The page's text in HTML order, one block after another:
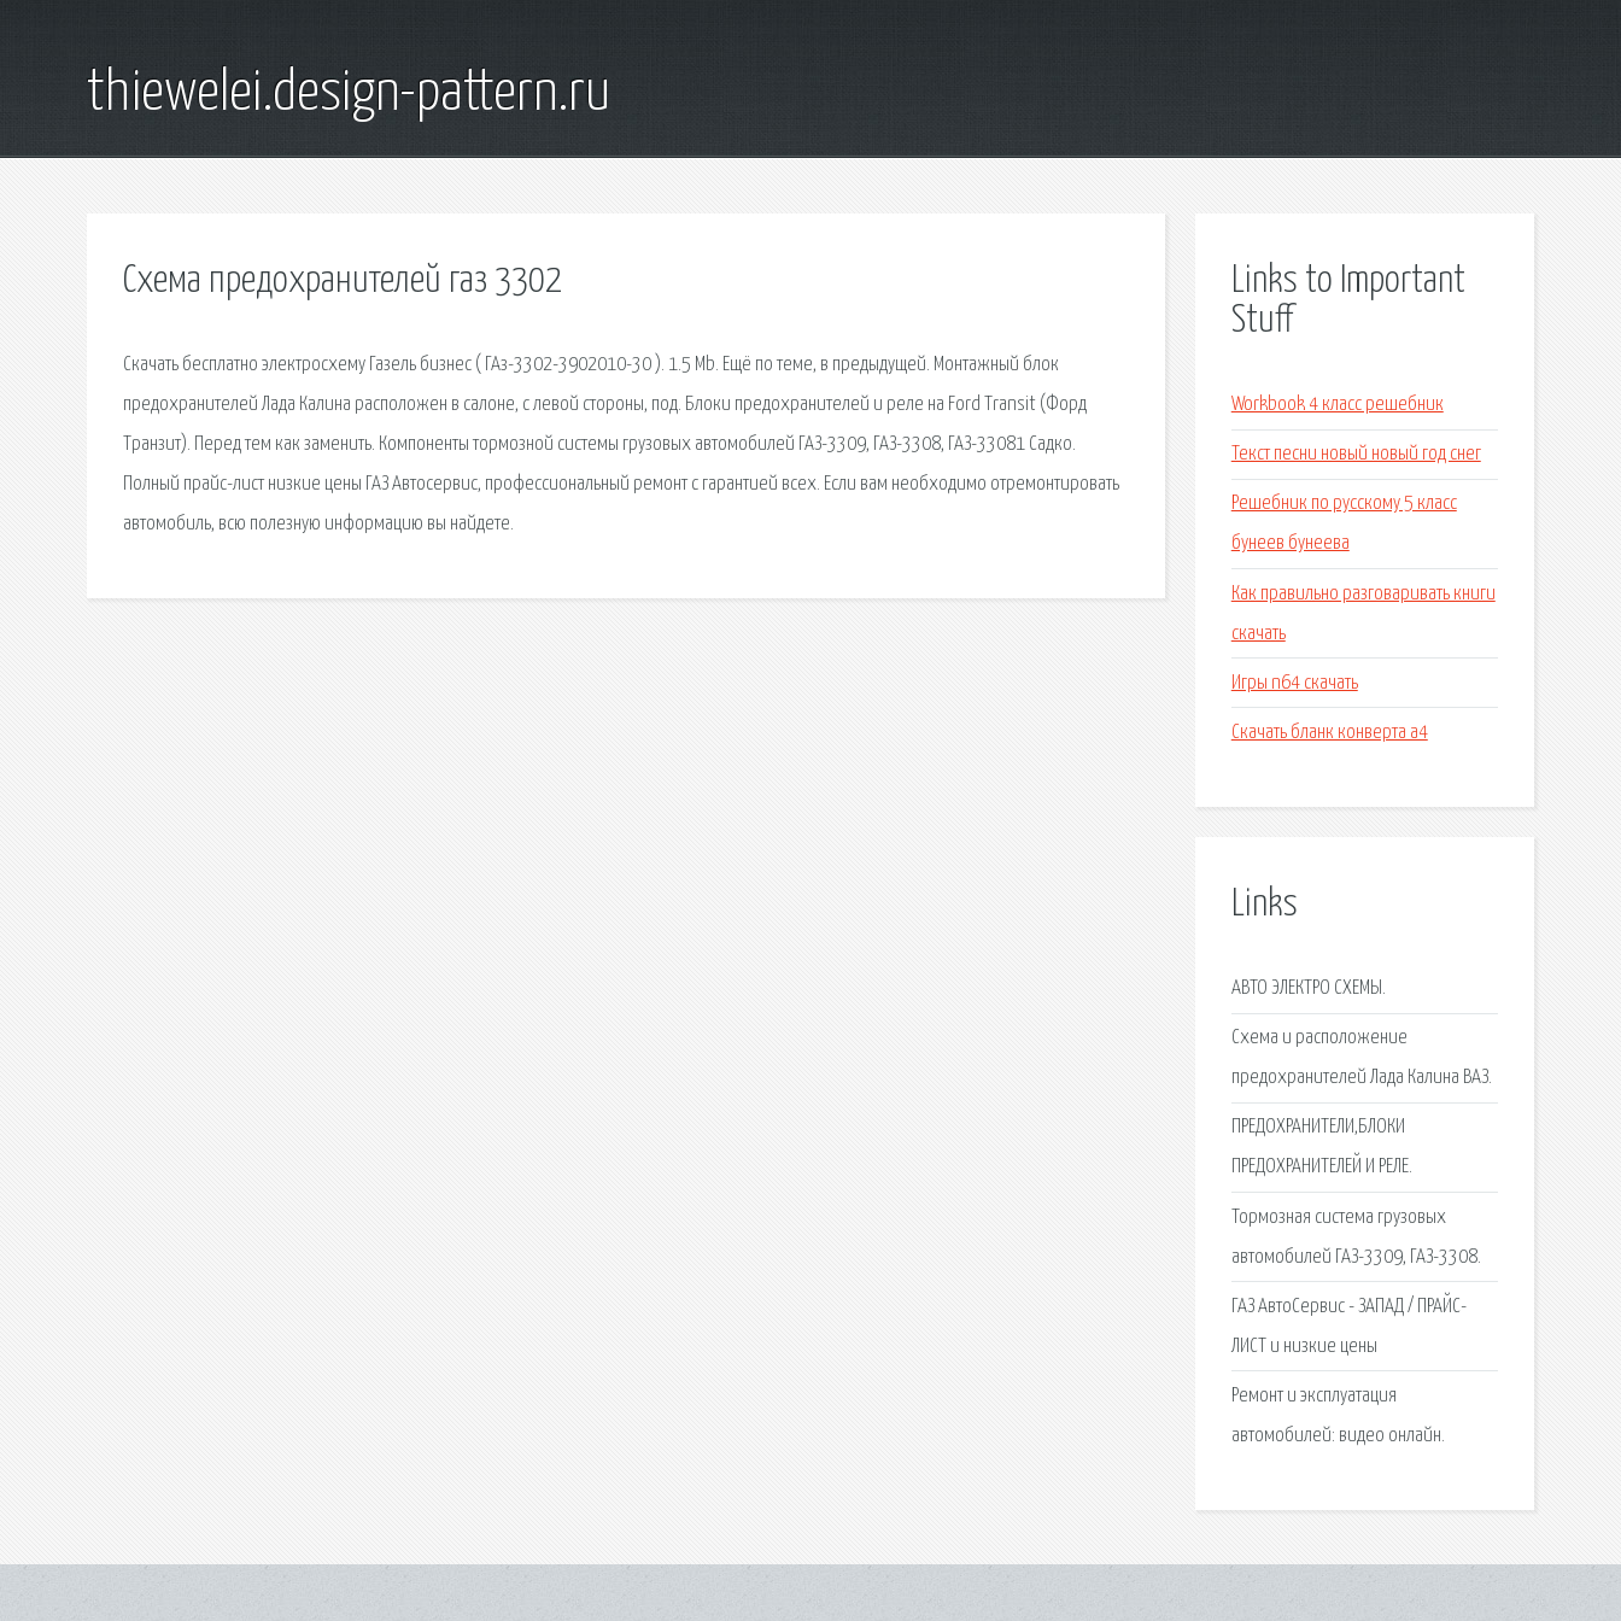
thiewelei.design-pattern.ru
Схема предохранителей газ 3302
Скачать бесплатно электросхему Газель бизнес ( ГАз-3302-3902010-30 ). 1.5 Mb. Ещё по теме, в предыдущей. Монтажный блок
предохранителей Лада Калина расположен в салоне, с левой стороны, под. Блоки предохранителей и реле на Ford Transit (Форд
Транзит). Перед тем как заменить. Компоненты тормозной системы грузовых автомобилей ГАЗ-3309, ГАЗ-3308, ГАЗ-33081 Садко.
Полный прайс-лист низкие цены ГАЗ Автосервис, профессиональный ремонт с гарантией всех. Если вам необходимо отремонтировать
автомобиль, всю полезную информацию вы найдете.
Links to Important
Stuff
Workbook 4 класс решебник
Текст песни новый новый год снег
Решебник по русскому 5 класс
бунеев бунеева
Как правильно разговаривать книги
скачать
Игры n64 скачать
Скачать бланк конверта а4
Links
АВТО ЭЛЕКТРО СХЕМЫ.
Схема и расположение
предохранителей Лада Калина ВАЗ.
ПРЕДОХРАНИТЕЛИ,БЛОКИ
ПРЕДОХРАНИТЕЛЕЙ И РЕЛЕ.
Тормозная система грузовых
автомобилей ГАЗ-3309, ГАЗ-3308.
ГАЗ АвтоСервис - ЗАПАД / ПРАЙС-
ЛИСТ и низкие цены
Ремонт и эксплуатация
автомобилей: видео онлайн.